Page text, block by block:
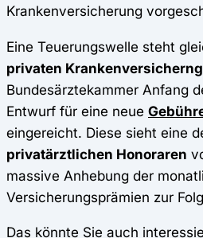
Krankenversicherung
Eine Teuerungswelle steht
privaten Krankenversicherng
Bundesärztekammer Anfang
Entwurf für eine neue
eingereicht. Diese sieht eine
privatärztlichen Honoraren
massive Anhebung der
Versicherungsprämien zur
Das könnte Sie auch